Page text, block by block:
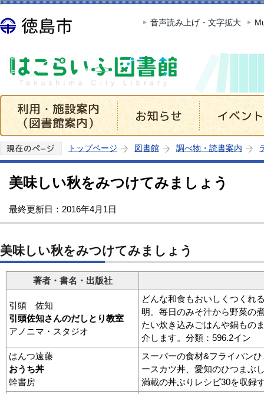
この
音声読み上げ・文字拡大
トップページ 図書館 調べ物・読書案内
美味しい秋をみつけてみましょう
最終更新日：2016年4月1日
美味しい秋をみつけてみましょう
著者・書名・出版社
引頭 佐知
引頭佐知さんのだしとり教室
アノニマ・スタジオ
どんな和食もおいしくつくれ
明。毎日のみそ汁から野菜の
たい炊き込みごはんや鍋もの
介します。分類：596.2イン
はんつ遠藤
おうち丼
幹書房
スーパーの食材&フライパン
ースカツ丼、愛知のひつまぶ
満載の丼ぶりレシピ30を収録